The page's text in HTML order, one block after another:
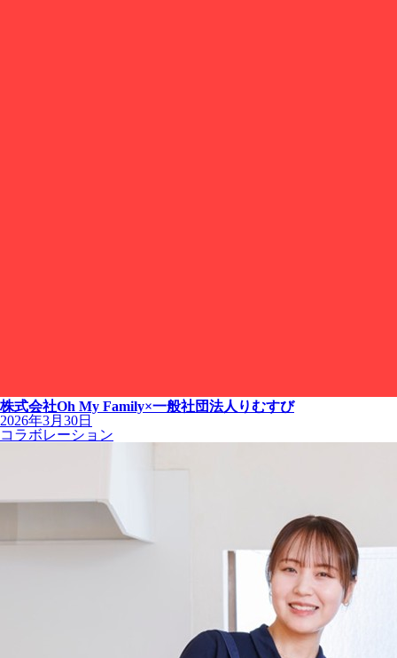
株式会社Oh My Family×一般社団法人りむすび
2026年3月30日
コラボレーション